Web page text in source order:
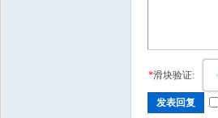
*滑块验证:
发表回复